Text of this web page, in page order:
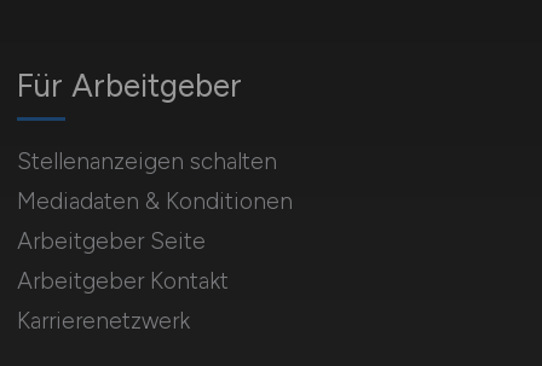
Für Arbeitgeber
Stellenanzeigen schalten
Mediadaten & Konditionen
Arbeitgeber Seite
Arbeitgeber Kontakt
Karrierenetzwerk